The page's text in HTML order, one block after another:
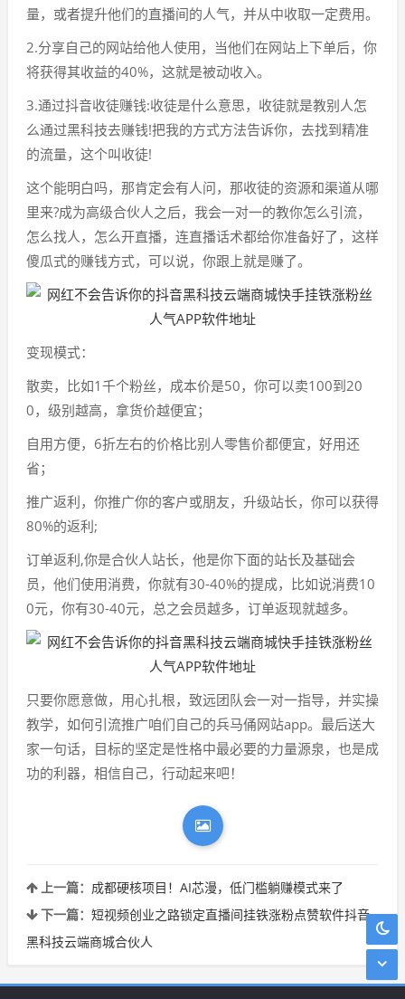
量，或者提升他们的直播间的人气，并从中收取一定费用。
2.分享自己的网站给他人使用，当他们在网站上下单后，你
将获得其收益的40%，这就是被动收入。
3.通过抖音收徒赚钱:收徒是什么意思，收徒就是教别人怎
么通过黑科技去赚钱!把我的方式方法告诉你，去找到精准
的流量，这个叫收徒!
这个能明白吗，那肯定会有人问，那收徒的资源和渠道从哪
里来?成为高级合伙人之后，我会一对一的教你怎么引流，
怎么找人，怎么开直播，连直播话术都给你准备好了，这样
傻瓜式的赚钱方式，可以说，你跟上就是赚了。
变现模式：
散卖，比如1千个粉丝，成本价是50，你可以卖100到20
0，级别越高，拿货价越便宜；
自用方便，6折左右的价格比别人零售价都便宜，好用还
省；
推广返利，你推广你的客户或朋友，升级站长，你可以获得
80%的返利;
订单返利,你是合伙人站长，他是你下面的站长及基础会
员，他们使用消费，你就有30-40%的提成，比如说消费10
0元，你有30-40元，总之会员越多，订单返现就越多。
只要你愿意做，用心扎根，致远团队会一对一指导，并实操
教学，如何引流推广咱们自己的兵马俑网站app。最后送大
家一句话，目标的坚定是性格中最必要的力量源泉，也是成
功的利器，相信自己，行动起来吧！
上一篇： 成都硬核项目！AI芯漫，低门槛躺赚模式来了
下一篇： 短视频创业之路锁定直播间挂铁涨粉点赞软件抖音
黑科技云端商城合伙人